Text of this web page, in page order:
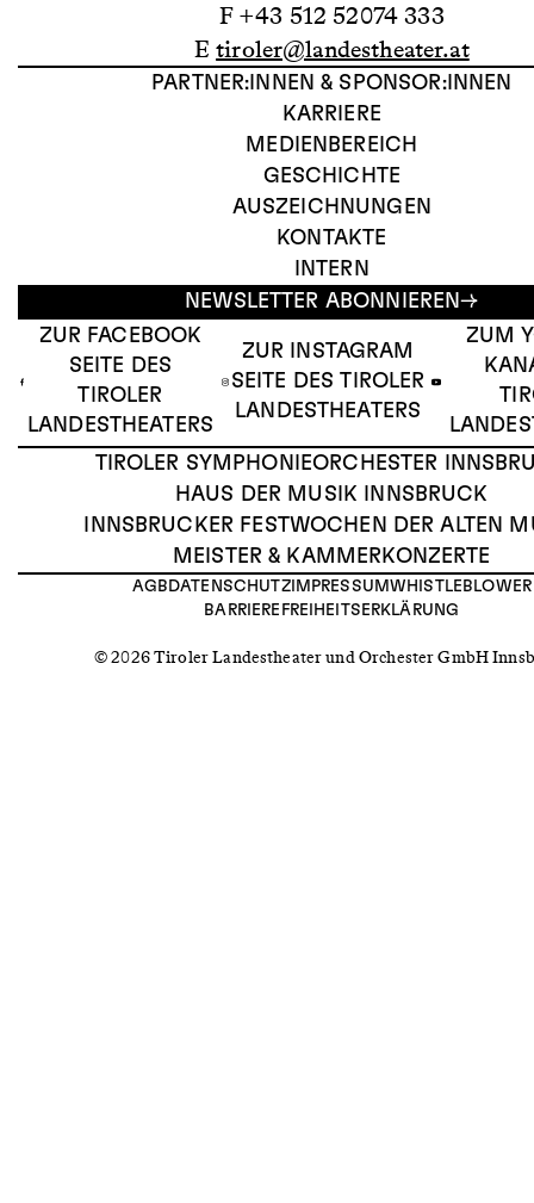
F +43 512 52074 333
Etiroler@landestheater.at
PARTNER:INNEN & SPONSOR:INNEN
KARRIERE
MEDIENBEREICH
GESCHICHTE
AUSZEICHNUNGEN
KONTAKTE
INTERN
NEWSLETTER ABONNIEREN
ZUR FACEBOOK
SEITE DES
TIROLER
LANDESTHEATERS
ZUR INSTAGRAM
SEITE DES TIROLER
LANDESTHEATERS
ZUM
TIROLER SYMPHONIEORCHESTER
HAUS DER MUSIK INNSBRUCK
INNSBRUCKER FESTWOCHEN DER ALTEN
MEISTER & KAMMERKONZERTE
AGB DATENSCHUTZIMPRESSUMWHISTLEBLOWER
BARRIEREFREIHEITSERKLÄRUNG
© 2026 Tiroler Landestheater und Orchester GmbH